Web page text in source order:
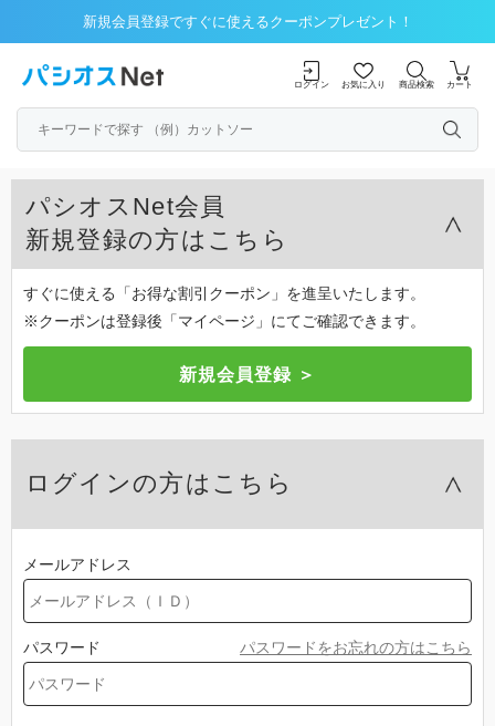
新規会員登録ですぐに使えるクーポンプレゼント！
ログイン お気に入り 商品検索 カート
パシオスNet会員
新規登録の方はこちら
すぐに使える「お得な割引クーポン」を進呈いたします。
※クーポンは登録後「マイページ」にてご確認できます。
ログインの方はこちら
メールアドレス
パスワード パスワードをお忘れの方はこちら